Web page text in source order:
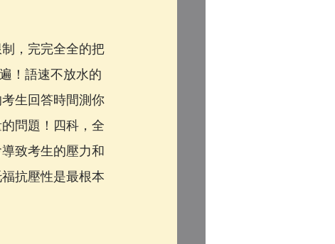
，完完全全的把
！語速不放水的
生回答時間測你
問題！四科，全
致考生的壓力和
抗壓性是最根本